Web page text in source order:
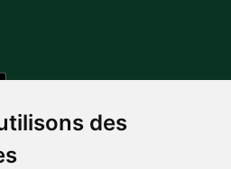
des
Paiement sécurisé